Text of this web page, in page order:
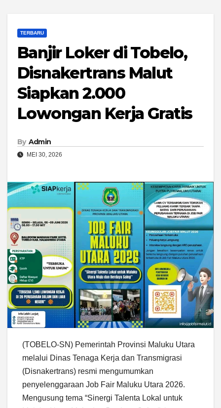
TERBARU
Banjir Loker di Tobelo,
Disnakertrans Malut
Siapkan 2.000
Lowongan Kerja Gratis
By Admin
MEI 30, 2026
(TOBELO-SN) Pemerintah Provinsi Maluku Utara
melalui Dinas Tenaga Kerja dan Transmigrasi
(Disnakertrans) resmi mengumumkan
penyelenggaraan Job Fair Maluku Utara 2026.
Mengusung tema “Sinergi Talenta Lokal untuk